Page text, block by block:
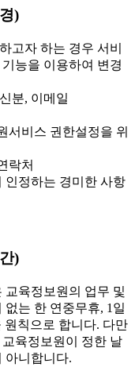
)
고자 하는 경우 서비
능을 이용하여 변경
분, 이메일
비스 권한설정을 위
락처
정하는 경미한 사항
)
교육정보원의 업무 및
는 한 연중무휴, 1일
원칙으로 합니다. 다만
육정보원이 정한 날
아니합니다.